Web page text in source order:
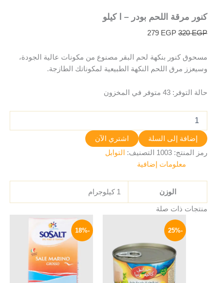
كنور مرقة اللحم بودر – ا كيلو
320EGP
279 EGP
مسحوق كنور بنكهة لحم البقر مصنوع من مكونات عالية الجودة،
وسيعزز مرق اللحم النكهة الطبيعية لمكوناتك الطازجة.
حالة التوفر: 43 متوفر في المخزون
إضافة إلى السلة
اشتري الآن
رمز المنتج: 1003 التصنيف:
التوابل
معلومات إضافية
الوزن 1 كيلوجرام
منتجات ذات صلة
-25%
125 EGP.
94 EGP.
-18%
السعر
الأصلي
هو:
170 EGP.
السعر
هو:
139 EGP.